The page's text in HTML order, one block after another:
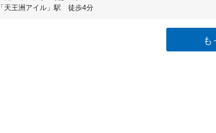
天王洲アイル」駅 徒歩4分
も